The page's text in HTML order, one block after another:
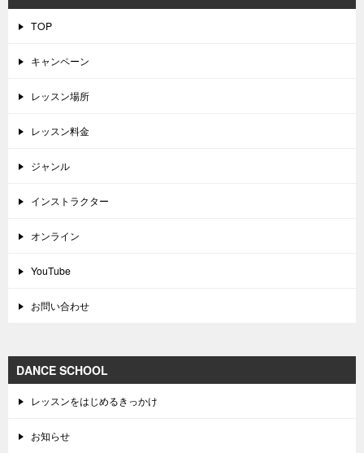
TOP
キャンペーン
レッスン場所
レッスン料金
ジャンル
インストラクター
オンライン
YouTube
お問い合わせ
DANCE SCHOOL
レッスンをはじめるきっかけ
お知らせ